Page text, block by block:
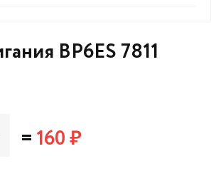
BP6ES 7811
=160 ₽